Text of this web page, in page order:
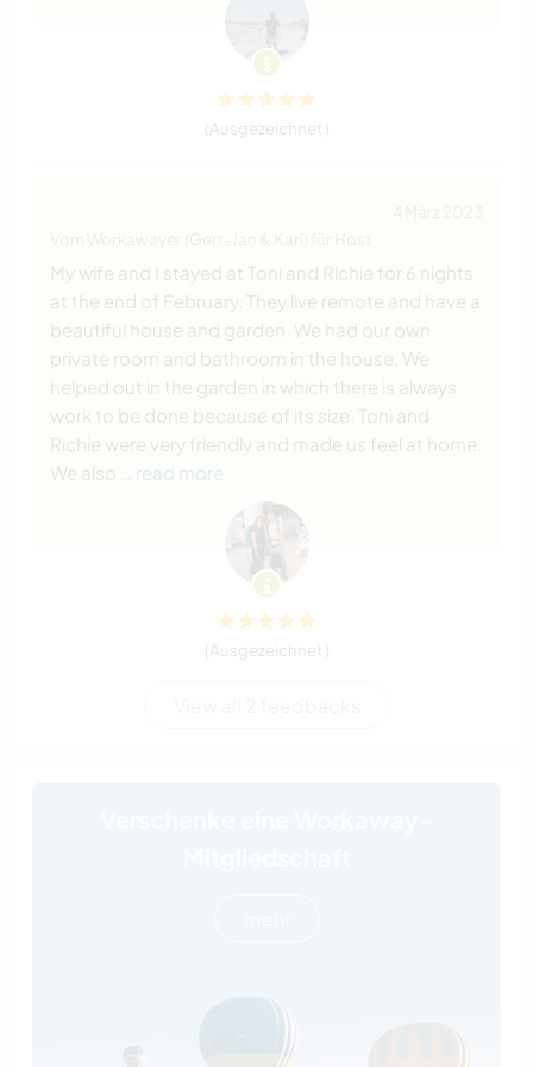
(Ausgezeichnet )
My wife and I stayed at Toni and Richie for 6 nights
at the end of February. They live remote and have a
beautiful house and garden. We had our own
private room and bathroom in the house. We
helped out in the garden in which there is always
work to be done because of its size. Toni and
Richie were very friendly and made us feel at home.
We also
… read more
(Ausgezeichnet )